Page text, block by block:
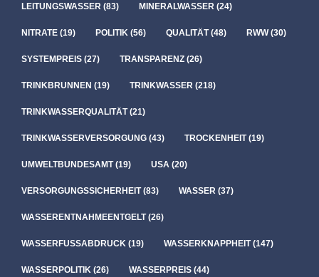
LEITUNGSWASSER (83) MINERALWASSER (24)
NITRATE (19) POLITIK (56) QUALITÄT(48) RWW(30)
SYSTEMPREIS (27) TRANSPARENZ (26)
TRINKBRUNNEN (19) TRINKWASSER (218)
TRINKWASSERQUALITÄT(21)
TRINKWASSERVERSORGUNG (43) TROCKENHEIT(19)
UMWELTBUNDESAMT(19) USA (20)
VERSORGUNGSSICHERHEIT(83) WASSER (37)
WASSERENTNAHMEENTGELT(26)
WASSERFUSSABDRUCK (19) WASSERKNAPPHEIT(147)
WASSERPOLITIK (26) WASSERPREIS (44)